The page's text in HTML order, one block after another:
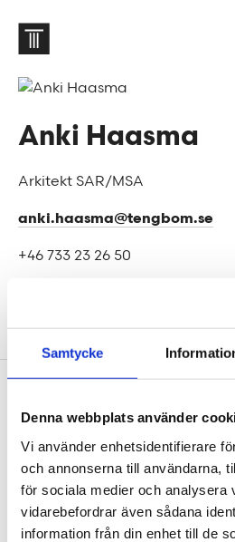
Samtycke
Denna webbplats använder
Vi använder enhetsidentifierare
och annonserna till användarna,
för sociala medier och analysera
vidarebefordrar även sådana
information från din enhet till de
Anki Haasma
Arkitekt SAR/MSA
anki.haasma@tengbom.se
+46 733 23 26 50
Sidfot
1906 tog oss dit vi är idag.
Jobba hos oss
På Tengbom letar vi alltid efter
flytta gränser med oss. Hör av